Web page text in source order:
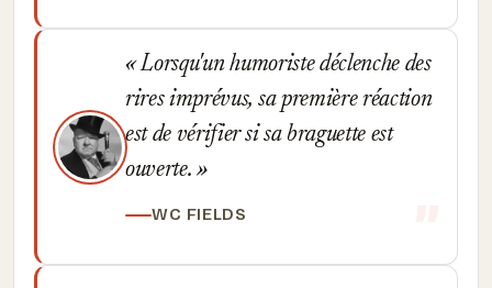
Lorsqu'un humoriste déclenche des
rires imprévus, sa première réaction
est de vérifier si sa braguette est
ouverte.
WC FIELDS